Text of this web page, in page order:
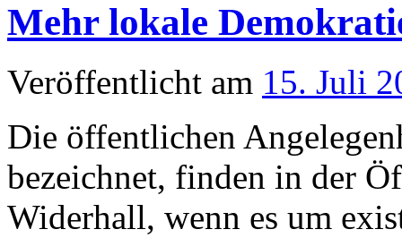
Mehr lokale
Veröffentlicht am 15. Juli
Die öffentlichen
bezeichnet, finden in der
Widerhall, wenn es um